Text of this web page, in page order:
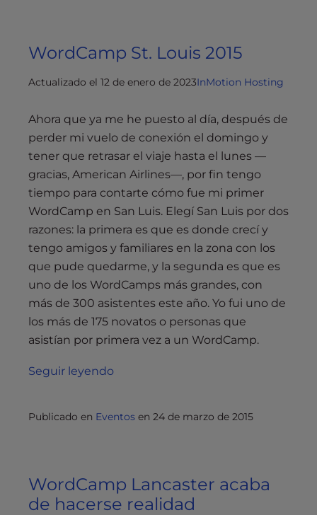
WordCamp St. Louis 2015
Actualizado el 12 de enero de 2023InMotion Hosting
Ahora que ya me he puesto al día, después de
perder mi vuelo de conexión el domingo y
tener que retrasar el viaje hasta el lunes —
gracias, American Airlines—, por fin tengo
tiempo para contarte cómo fue mi primer
WordCamp en San Luis. Elegí San Luis por dos
razones: la primera es que es donde crecí y
tengo amigos y familiares en la zona con los
que pude quedarme, y la segunda es que es
uno de los WordCamps más grandes, con
más de 300 asistentes este año. Yo fui uno de
los más de 175 novatos o personas que
asistían por primera vez a un WordCamp.
Seguir leyendo
Publicado en Eventos en 24 de marzo de 2015
WordCamp Lancaster acaba
de hacerse realidad